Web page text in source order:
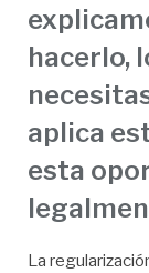
hacerlo,
aplica
esta
La